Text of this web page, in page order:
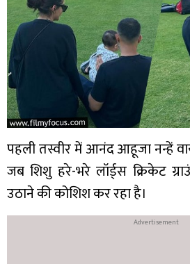
पहली तस्वीर में आनंद आहूजा नन्हें
जब शिशु हरे-भरे लॉर्ड्स क्रिकेट
उठाने की कोशिश कर रहा है।